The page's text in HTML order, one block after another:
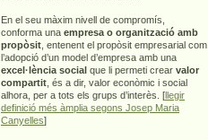
En el seu màxim nivell de compromís,
conforma una empresa o organització amb
propòsit , entenent el propòsit empresarial com
l’adopció d’un model d’empresa amb una
excel·lència social que li permeti crear valor
compartit , és a dir, valor econòmic i social
alhora, per a tots els grups d’interès. [llegir
definició més àmplia segons Josep Maria
Canyelles]